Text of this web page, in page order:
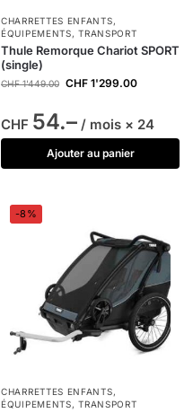
CHARRETTES ENFANTS,
ÉQUIPEMENTS,TRANSPORT
Thule Remorque Chariot SPORT
(single)
CHF1'449.00 CHF 1'299.00
CHF 54.– / mois × 24
Ajouter au panier
-8%
CHARRETTES ENFANTS,
ÉQUIPEMENTS,TRANSPORT